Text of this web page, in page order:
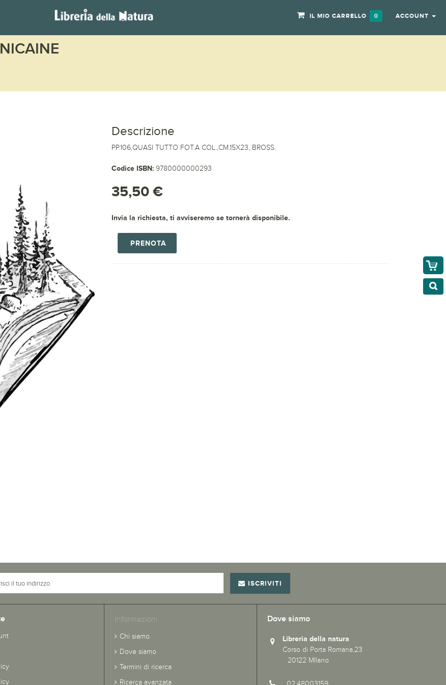
IL MIO CARRELLO 0 ACCOUNT
Descrizione
PP.106,QUASI TUTTO FOT.A COL.,CM.15X23, BROSS.
Codice ISBN: 9780000000293
35,50 €
Invia la richiesta, ti avviseremo se tornerà disponibile.
PRENOTA
ISCRIVITI
Informazioni
Chi siamo
Dove siamo
Termini di ricerca
Ricerca avanzata
Dove siamo
Libreria della natura
Corso di Porta Romana,23
20122 MIlano